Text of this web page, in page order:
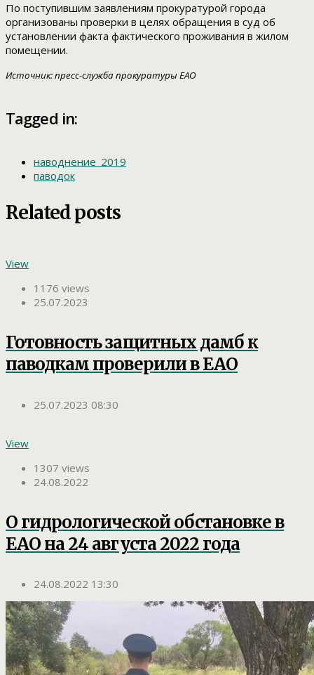
По поступившим заявлениям прокуратурой города
организованы проверки в целях обращения в суд об
установлении факта фактического проживания в жилом
помещении.
Источник: пресс-служба прокуратуры ЕАО
Tagged in:
наводнение_2019
паводок
Related posts
View
1176 views
25.07.2023
Готовность защитных дамб к
паводкам проверили в ЕАО
25.07.2023 08:30
View
1307 views
24.08.2022
О гидрологической обстановке в
ЕАО на 24 августа 2022 года
24.08.2022 13:30